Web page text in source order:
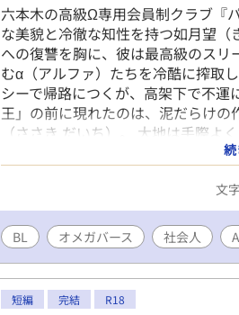
六本木の高級Ω専用会員制クラブ『
な美貌と冷徹な知性を持つ如月望
への復讐を胸に、彼は最高級のス
むα（アルファ）たちを冷酷に搾取
シーで帰路につくが、高架下で不
王」の前に現れたのは、泥だらけ
（ささき だいち）。 大地は手際よ
「困った時はお互い様」と爽やか
望の世界に、初めて「純粋な親切
（きさらぎ のぞみ）：28歳 Ω（オ
在はオーナー兼プレイヤー。 佐々
現場仕事に就いている、エネルギー
文
BL オメガバース 社会人
短編 完結 R18